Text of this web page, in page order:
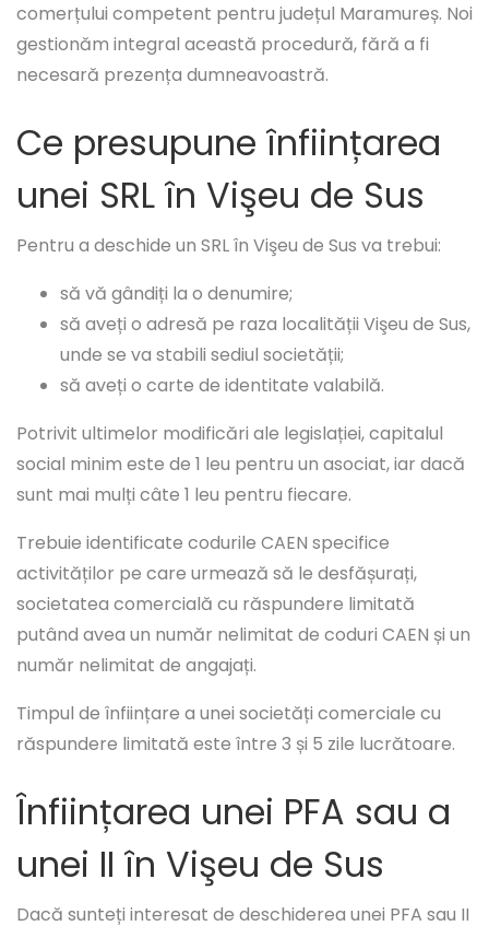
comerțului competent pentru județul Maramureș. Noi
gestionăm integral această procedură, fără a fi
necesară prezența dumneavoastră.
Ce presupune înființarea
unei SRL în Vişeu de Sus
Pentru a deschide un SRL în Vişeu de Sus va trebui:
să vă gândiți la o denumire;
să aveți o adresă pe raza localității Vişeu de Sus,
unde se va stabili sediul societății;
să aveți o carte de identitate valabilă.
Potrivit ultimelor modificări ale legislației, capitalul
social minim este de 1 leu pentru un asociat, iar dacă
sunt mai mulți câte 1 leu pentru fiecare.
Trebuie identificate codurile CAEN specifice
activităților pe care urmează să le desfășurați,
societatea comercială cu răspundere limitată
putând avea un număr nelimitat de coduri CAEN și un
număr nelimitat de angajați.
Timpul de înființare a unei societăți comerciale cu
răspundere limitată este între 3 și 5 zile lucrătoare.
Înființarea unei PFA sau a
unei II în Vişeu de Sus
Dacă sunteți interesat de deschiderea unei PFA sau II